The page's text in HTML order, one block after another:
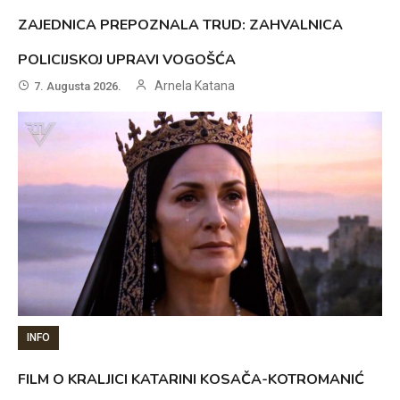
ZAJEDNICA PREPOZNALA TRUD: ZAHVALNICA
POLICIJSKOJ UPRAVI VOGOŠĆA
7. Augusta 2026. Arnela Katana
INFO
FILM O KRALJICI KATARINI KOSAČA-KOTROMANIĆ